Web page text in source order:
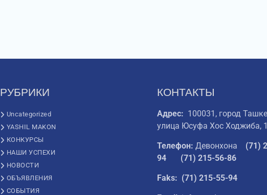
РУБРИКИ
Uncategorized
YASHIL MAKON
КОНКУРСЫ
НАШИ УСПЕХИ
НОВОСТИ
ОБЪЯВЛЕНИЯ
СОБЫТИЯ
КОНТАКТЫ
Адрес: 100031, город
улица Юсуфа Хос Ходжиба,
Телефон: Девонхона (71)
94
(71) 215-56-86
Faks: (71) 215-55-94